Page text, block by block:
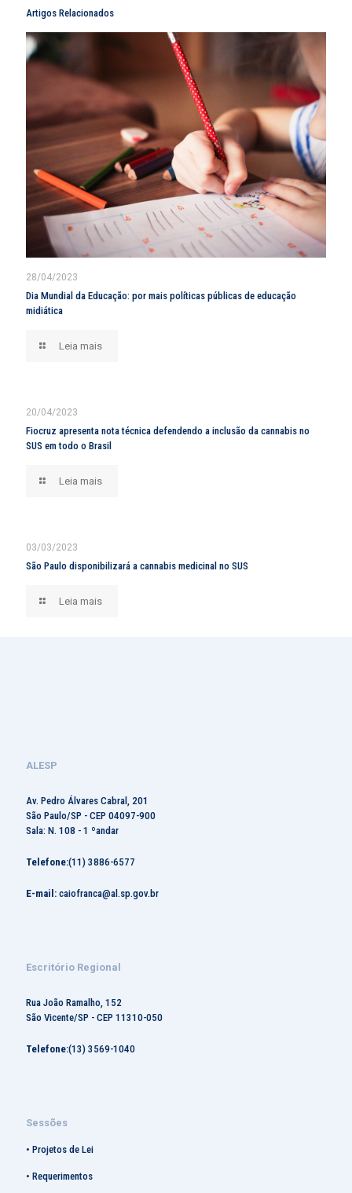
Artigos Relacionados
28/04/2023
Dia Mundial da Educação: por mais políticas públicas de educação
midiática
Leia mais
20/04/2023
Fiocruz apresenta nota técnica defendendo a inclusão da cannabis no
SUS em todo o Brasil
Leia mais
03/03/2023
São Paulo disponibilizará a cannabis medicinal no SUS
Leia mais
ALESP
Av. Pedro Álvares Cabral, 201
São Paulo/SP - CEP 04097-900
Sala: N. 108 - 1 ºandar
Telefone:(11) 3886-6577
E-mail: caiofranca@al.sp.gov.br
Escritório Regional
Rua João Ramalho, 152
São Vicente/SP - CEP 11310-050
Telefone:(13) 3569-1040
Sessões
• Projetos de Lei
• Requerimentos